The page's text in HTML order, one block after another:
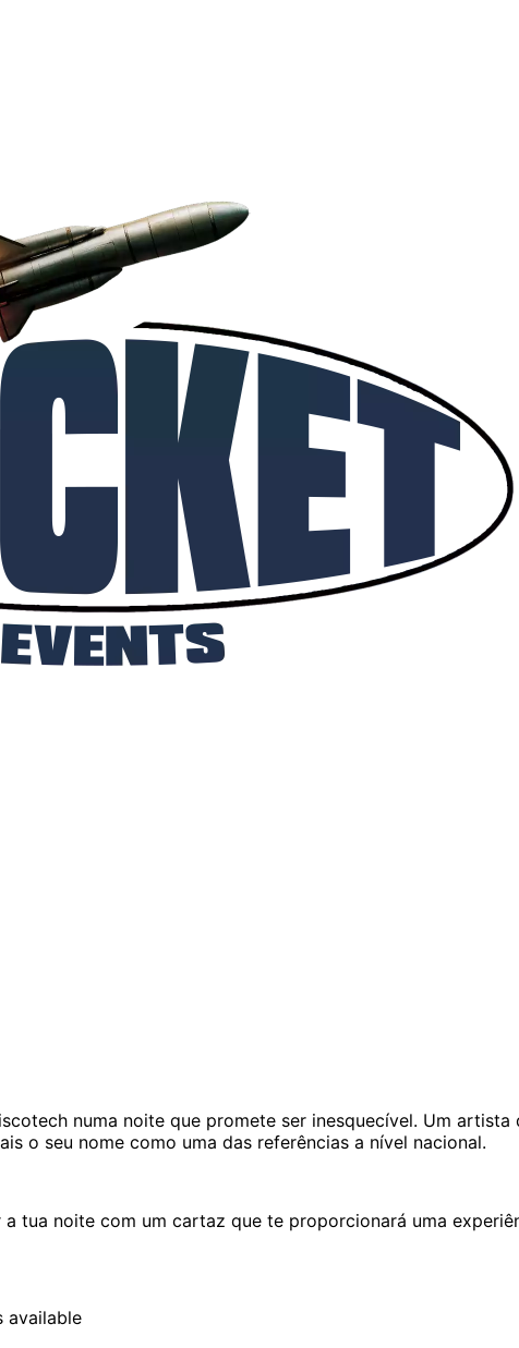
numa noite que promete ser inesquecível. Um
o seu nome como uma das referências a nível nacional.
tua noite com um cartaz que te proporcionará uma
available